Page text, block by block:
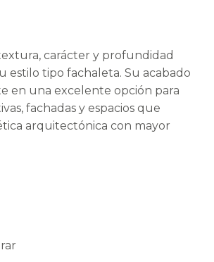
carácter y profundidad
estilo tipo fachaleta. Su acabado
en una excelente opción para
fachadas y espacios que
arquitectónica con mayor